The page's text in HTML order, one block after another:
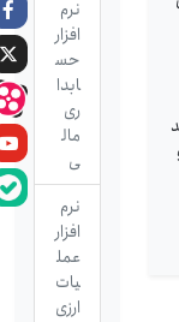
نرم
افزار
حس
ابدا
ری
مال
ی
نرم
افزار
عمل
یات
ارزی